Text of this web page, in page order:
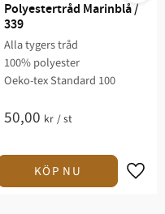
Polyestertråd Marinblå /
339
Alla tygers tråd
100% polyester
Oeko-tex Standard 100
50,00 kr /st